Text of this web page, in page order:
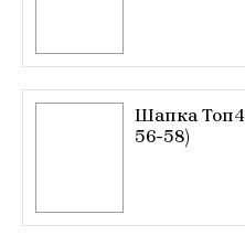
Шапка
56-58)